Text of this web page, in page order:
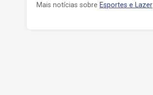
Mais notícias sobre Esportes e Lazer